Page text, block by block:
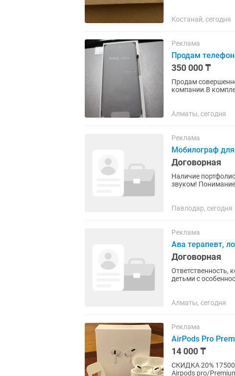
Костанай, сегодня
Реклама
Продам телефон
350 000 ₸
Продам
компании.В
Алматы, сегодня
Реклама
Мобилограф
Договорная
Наличие
звуком!
Павлодар, сегодня
Реклама
Ава терапевт,
Договорная
Ответственность,
детьми с
Алматы, сегодня
Реклама
AirPods Pro
14 000 ₸
СКИДКА 20% 17500-20%=14000тенге Есть доставка по городу! Наушники новые запакованные